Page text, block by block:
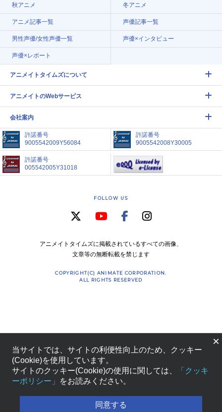
秋アニメ 冬アニメ
アニメ記事一覧 声優記事一覧
男性声優/女性声優一覧 声優×インタビュー
声優×レポート
アニメイトタイムズについて
アニメイトのWebサービス
会社案内
許諾番号
9005542009Y56084
許諾番号
9005542008Y30005
許諾番号
005542005Y31018
FOLLOW US
アニメイトタイムズに掲載されているすべての画像、
文章等の無断転載を禁じます
COPYRIGHT(C) ANIMATE CORPORATION.
ALL RIGHTS RESERVED
×
当サイトでは、サイトの利便性向上のため、クッキー
(Cookie)を使用しています。
サイトのクッキー(Cookie)の使用に関しては、
「クッキ
ーポリシー」
をお読みください。
同意する